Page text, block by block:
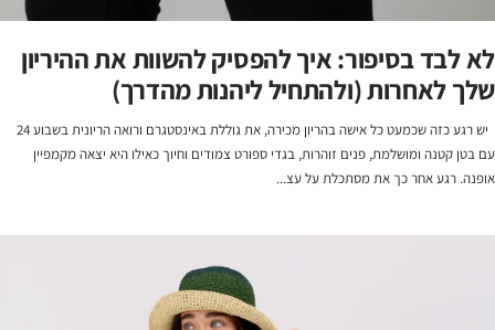
לא לבד בסיפור: איך להפסיק להשוות את ההיריון
שלך לאחרות (ולהתחיל ליהנות מהדרך)
יש רגע כזה שכמעט כל אישה בהריון מכירה, את גוללת באינסטגרם ורואה הריונית בשבוע 24
עם בטן קטנה ומושלמת, פנים זוהרות, בגדי ספורט צמודים וחיוך כאילו היא יצאה מקמפיין
אופנה. רגע אחר כך את מסתכלת על עצ...